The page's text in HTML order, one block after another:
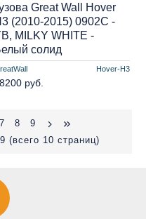
Hover-H3
Great Wall Hover
(2010-2015) 0902C -
MILKY WHITE -
солид
руб.
7 8
9
(всего 10 страниц)